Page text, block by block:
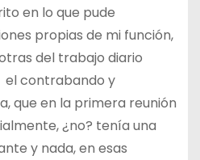
en lo que pude
propias de mi función,
del trabajo diario
contrabando y
que en la primera reunión
¿no? tenía una
y nada, en esas